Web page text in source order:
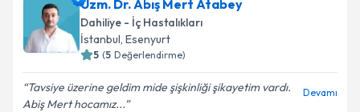
Uzm. Dr. Abış Mert Atabey
Dahiliye - İç Hastalıkları
İstanbul, Esenyurt
5 (5 Değerlendirme)
Tavsiye üzerine geldim mide şişkinliği şikayetim vardı.
Abiş Mert hocamız...
Devamı